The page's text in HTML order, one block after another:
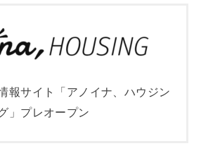
報サイト「アノイナ、ハウジン
」プレオープン